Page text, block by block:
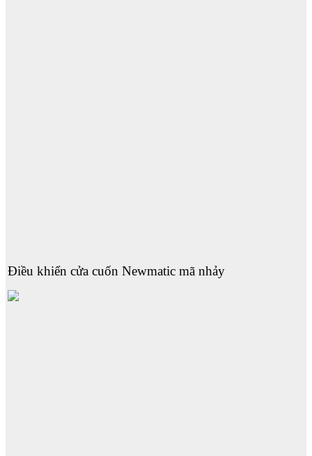
Điều khiển cửa cuốn Newmatic mã nhảy